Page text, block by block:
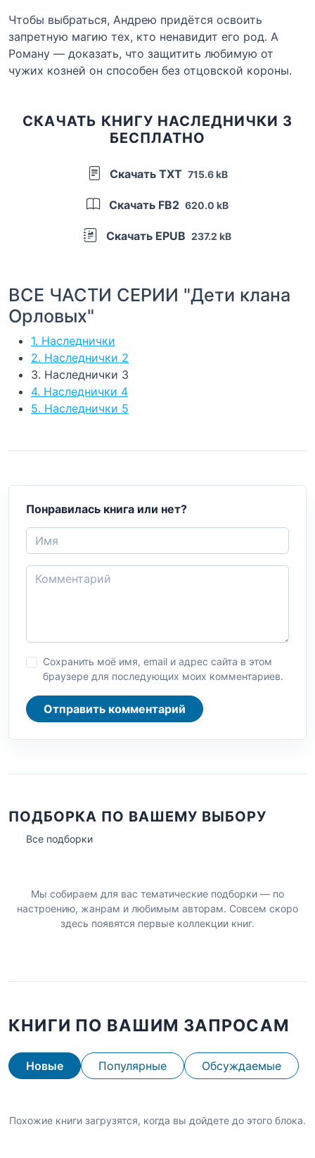
Чтобы выбраться, Андрею придётся освоить
запретную магию тех, кто ненавидит его род. А
Роману — доказать, что защитить любимую от
чужих козней он способен без отцовской короны.
СКАЧАТЬ КНИГУ НАСЛЕДНИЧКИ 3
БЕСПЛАТНО
Скачать TXT 715.6 kB
Скачать FB2 620.0 kB
Скачать EPUB 237.2 kB
ВСЕ ЧАСТИ СЕРИИ "Дети клана
Орловых"
1. Наследнички
2. Наследнички 2
3. Наследнички 3
4. Наследнички 4
5. Наследнички 5
Понравилась книга или нет?
Сохранить моё имя, email и адрес сайта в этом
браузере для последующих моих комментариев.
Отправить комментарий
ПОДБОРКА ПО ВАШЕМУ ВЫБОРУ
Все подборки
Мы собираем для вас тематические подборки — по
настроению, жанрам и любимым авторам. Совсем скоро
здесь появятся первые коллекции книг.
КНИГИ ПО ВАШИМ ЗАПРОСАМ
Новые Популярные Обсуждаемые
Похожие книги загрузятся, когда вы дойдете до этого блока.